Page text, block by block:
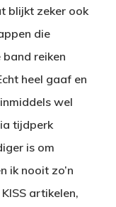
blijkt zeker ook
die
reiken
heel gaaf en
wel
tijdperk
is om
ik nooit zo’n
artikelen,